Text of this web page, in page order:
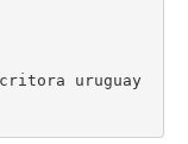
uruguay